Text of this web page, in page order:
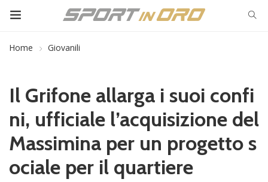
Home Giovanili
Il Grifone allarga i suoi confi
ni, ufficiale l’acquisizione del
Massimina per un progetto s
ociale per il quartiere